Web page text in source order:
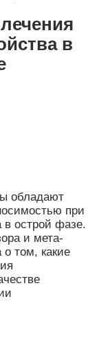
в
обладают
при
в острой фазе.
и мета-
о том, какие